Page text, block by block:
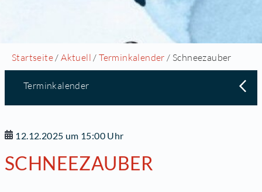
Startseite /Aktuell /Terminkalender / Schneezauber
Terminkalender
12.12.2025 um 15:00 Uhr
SCHNEEZAUBER